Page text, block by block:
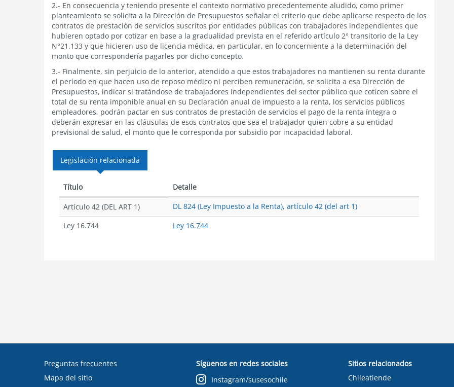
2.- En consecuencia y teniendo presente el contexto normativo precedentemente aludido, como primer
planteamiento se solicita a la Dirección de Presupuestos señalar el criterio que debe aplicarse respecto de los
contratos de prestación de servicios suscritos por entidades públicas con trabajadores independientes que
hubieren optado por cotizar en base a la gradualidad prevista en el referido artículo 2° transitorio de la Ley
N°21.133 y que hicieren uso de licencia médica, en particular, en lo concerniente a la determinación del
monto que correspondería pagarles por dicho concepto.
3.- Finalmente, sin perjuicio de lo anterior, atendido a que estos trabajadores no mantienen su renta durante
el período en que hacen uso de reposo médico ni perciben remuneración, se solicita a esa Dirección de
Presupuestos, indicar si tratándose de trabajadores independientes del sector público que coticen sobre el
total de su renta imponible anual en su Declaración anual de impuesto a la renta, los servicios públicos
empleadores, podrán pactar en sus contratos de prestación de servicios el pago de la renta íntegra o
deberán expresar en las cláusulas de esos contratos que sea el trabajador quien cobre a su entidad
previsional de salud, el monto que le corresponda por subsidio por incapacidad laboral.
Legislación relacionada
Título Detalle
Artículo 42 (DEL ART 1)
DL 824 (Ley Impuesto a la Renta), artículo 42 (del art 1)
Ley 16.744
Ley 16.744
Preguntas frecuentes
Mapa del sitio
Síguenos en redes sociales
Instagram/susesochile
Sitios relacionados
Chileatiende